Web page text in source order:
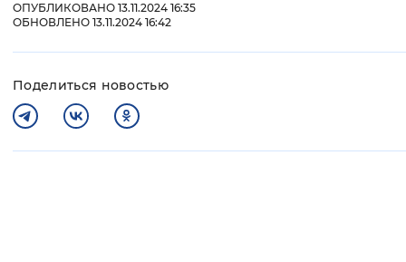
ОПУБЛИКОВАНО 13.11.2024 16:35
ОБНОВЛЕНО 13.11.2024 16:42
Поделиться новостью